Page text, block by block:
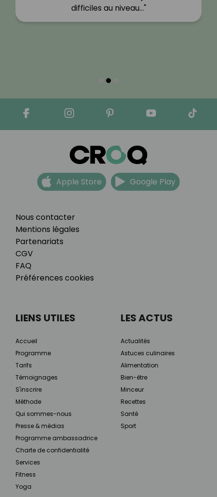
difficiles au niveau…"
Nous contacter
Mentions légales
Partenariats
CGV
FAQ
Préférences cookies
Apple Store Google Play
LIENS UTILES
Accueil
Programme
Tarifs
Témoignages
S'inscrire
Méthode
Qui sommes-nous
Presse & médias
Programme ambassadrice
Charte de confidentialité
Services
Fitness
Yoga
LES ACTUS
Actualités
Astuces culinaires
Alimentation
Bien-être
Minceur
Recettes
Santé
Sport